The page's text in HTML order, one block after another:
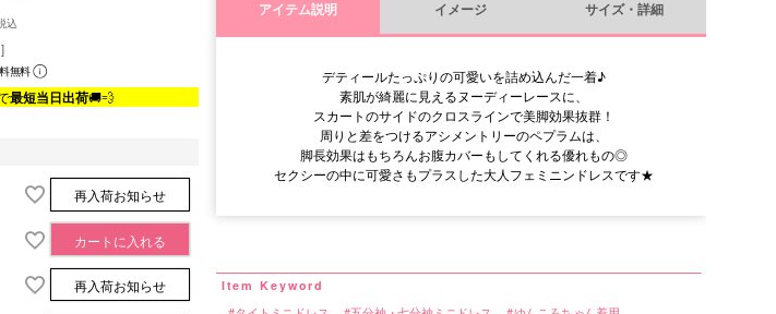
込
無料
最短当日出荷🚚💨
再入荷お知らせ
カートに入れる
再入荷お知らせ
アイテム説明 イメージ サイズ・詳細
デティールたっぷりの可愛いを詰め込んだ一着♪
素肌が綺麗に見えるヌーディーレースに、
スカートのサイドのクロスラインで美脚効果抜群！
周りと差をつけるアシメントリーのペプラムは、
脚長効果はもちろんお腹カバーもしてくれる優れもの◎
セクシーの中に可愛さもプラスした大人フェミニンドレスです★